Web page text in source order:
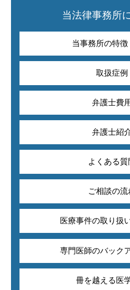
当法律事務所
当事務所の特徴
取扱症例
弁護士費用
弁護士紹
よくある質
ご相談の流
医療事件の取り扱
専門医師のバック
冊を越える医